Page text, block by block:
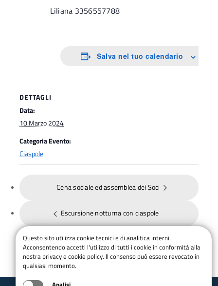
Liliana 3356557788
Salva nel tuo calendario
DETTAGLI
Data:
10 Marzo 2024
Categoria Evento:
Ciaspole
Escursione notturna con ciaspole
Cena sociale ed assemblea dei Soci
Questo sito utilizza cookie tecnici e di analitica interni.
Acconsentendo accetti l'utilizzo di tutti i cookie in conformità alla
nostra privacy e cookie policy. Il consenso può essere revocato in
qualsiasi momento.